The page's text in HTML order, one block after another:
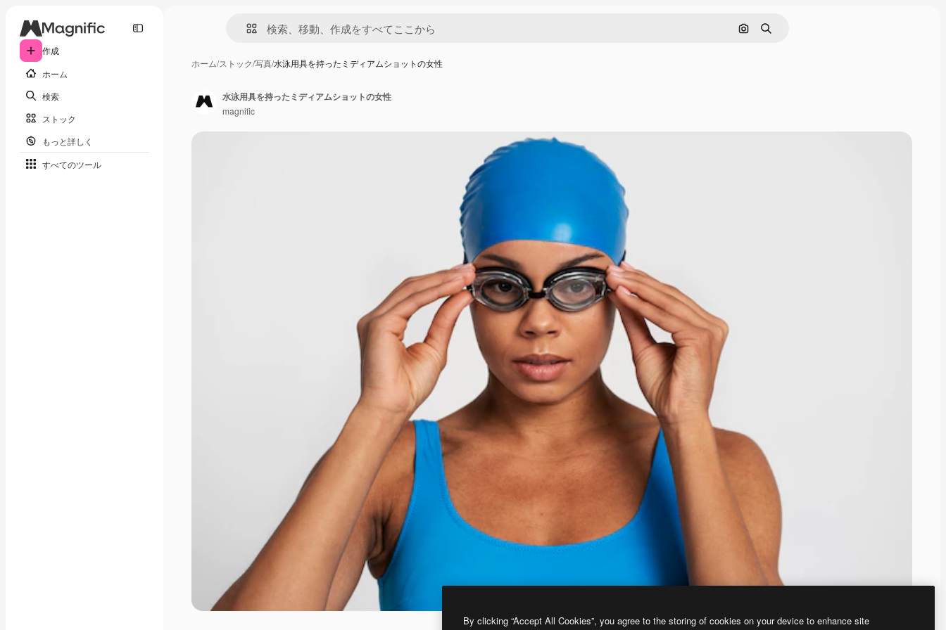
作成
ホーム
検索
ストック
もっと詳しく
すべてのツール
画像で検索
検索
ホーム/ストック/写真/水泳用具を持ったミディアムショットの女性
水泳用具を持ったミディアムショットの女性
magnific
By clicking “Accept All Cookies”, you agree to the storing of cookies on your device to enhance site